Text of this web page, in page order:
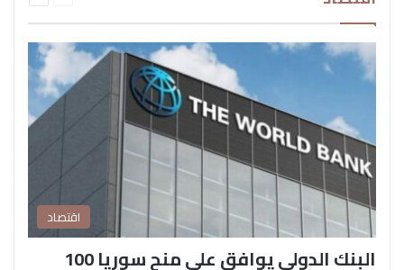
اقتصاد
البنك الدولي يوافق على منح سوريا 100